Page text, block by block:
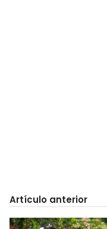
Artículo anterior